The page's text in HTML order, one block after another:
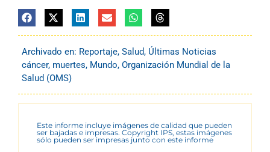
Archivado en: Reportaje, Salud, Últimas Noticias
cáncer, muertes, Mundo, Organización Mundial de la
Salud (OMS)
Este informe incluye imágenes de calidad que pueden
ser bajadas e impresas. Copyright IPS, estas imágenes
sólo pueden ser impresas junto con este informe